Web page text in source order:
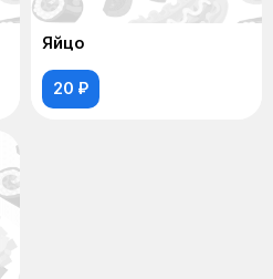
Яйцо
20 ₽